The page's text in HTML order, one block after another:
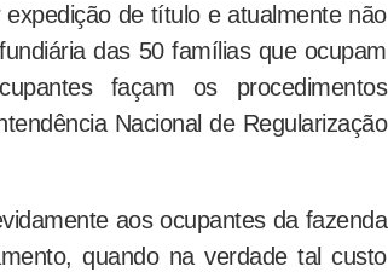
de título e atualmente não
das 50 famílias que ocupam
façam os procedimentos
Nacional de Regularização
aos ocupantes da fazenda
quando na verdade tal custo